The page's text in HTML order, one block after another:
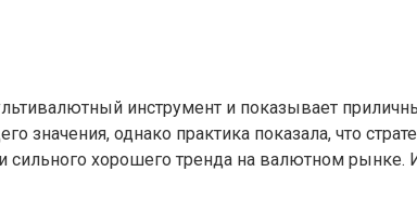
инструмент и показывает
однако практика показала, что
сильного хорошего тренда на валютном